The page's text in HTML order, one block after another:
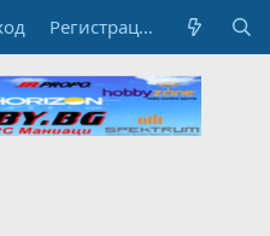
Регистрация